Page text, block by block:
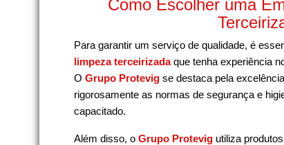
Como Escolher uma
Para garantir um serviço de qualidade, é
limpeza terceirizadaque tenha experiência
O Grupo Protevig se destaca pela
rigorosamente as normas de segurança e
capacitado.
Além disso, o Grupo Protevig utiliza